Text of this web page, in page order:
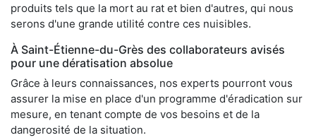
produits tels que la mort au rat et bien d'autres, qui nous
serons d'une grande utilité contre ces nuisibles.
À Saint-Étienne-du-Grès des collaborateurs avisés
pour une dératisation absolue
Grâce à leurs connaissances, nos experts pourront vous
assurer la mise en place d'un programme d'éradication sur
mesure, en tenant compte de vos besoins et de la
dangerosité de la situation.